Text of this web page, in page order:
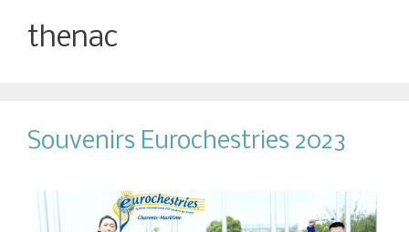
thenac
Souvenirs Eurochestries 2023